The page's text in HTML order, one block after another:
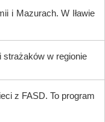
i Mazurach. W Iławie
strażaków w regionie
z FASD. To program